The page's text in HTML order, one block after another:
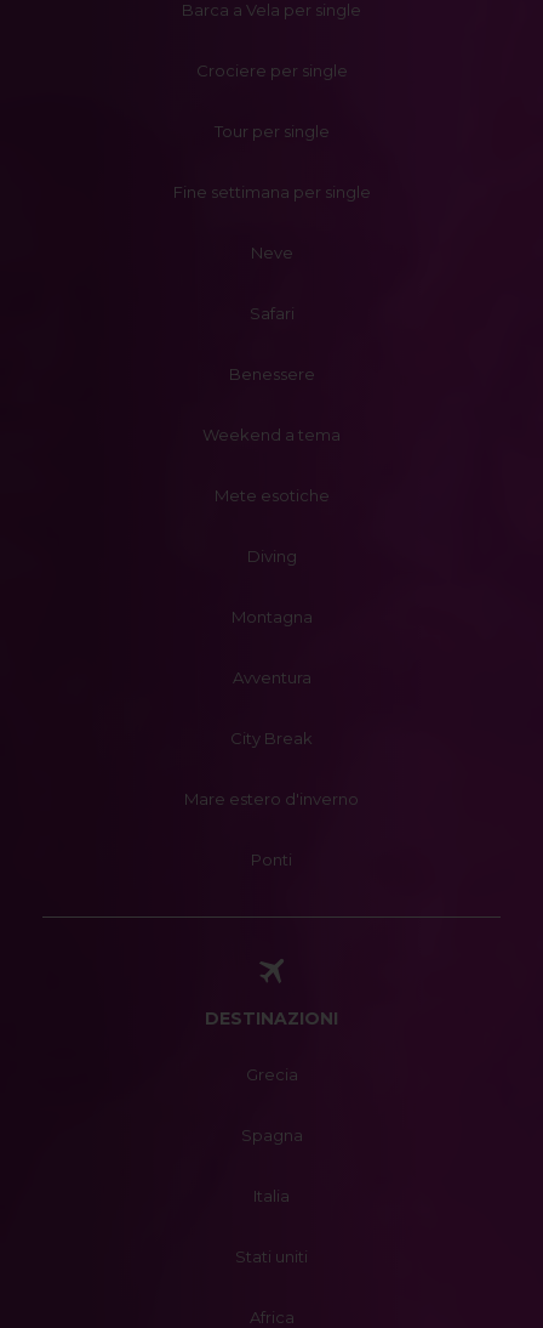
Barca a Vela per single
Crociere per single
Tour per single
Fine settimana per single
Neve
Safari
Benessere
Weekend a tema
Mete esotiche
Diving
Montagna
Avventura
City Break
Mare estero d'inverno
Ponti
DESTINAZIONI
Grecia
Spagna
Italia
Stati uniti
Africa